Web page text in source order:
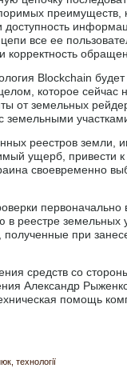
преимуществ,
все ее
корректность
Blockchain
которое сейчас
от земельных
земельными
реестров земли,
ущерб, привести
своевременно
первоначально
реестре земельных
полученные при
средств со
Александр
помощь
технології